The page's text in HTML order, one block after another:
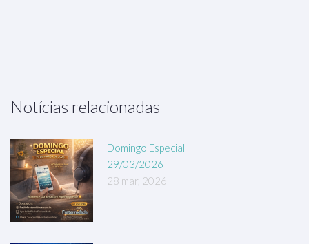
Notícias relacionadas
Domingo Especial
29/03/2026
28 mar, 2026